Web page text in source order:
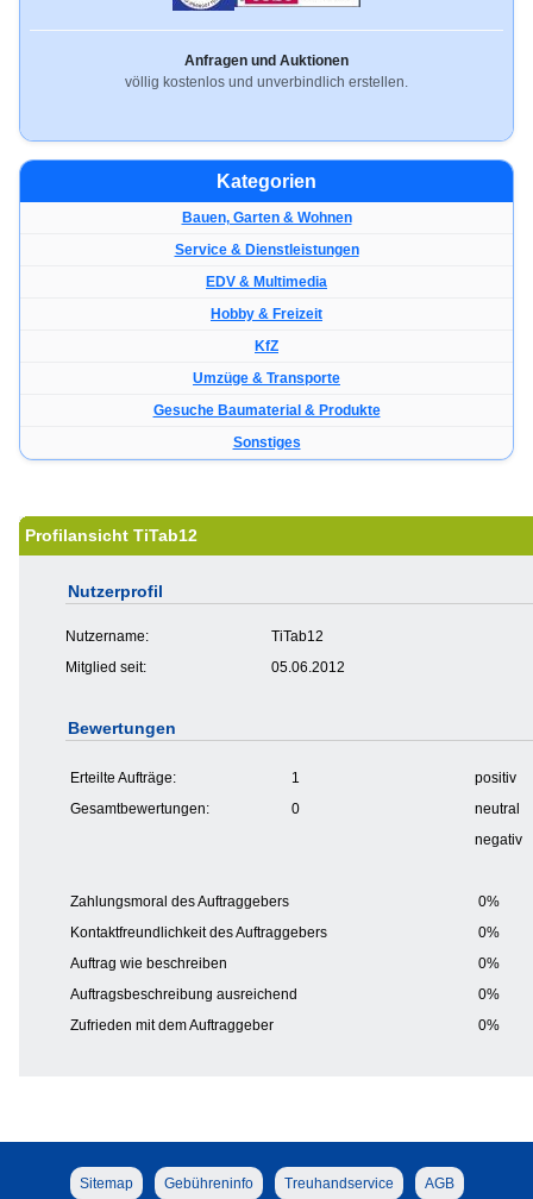
Anfragen und Auktionen
völlig kostenlos und unverbindlich erstellen.
Kategorien
Bauen, Garten & Wohnen
Service & Dienstleistungen
EDV & Multimedia
Hobby & Freizeit
KfZ
Umzüge & Transporte
Gesuche Baumaterial & Produkte
Sonstiges
Profilansicht TiTab12
Nutzerprofil
Nutzername:
TiTab12
Mitglied seit:
05.06.2012
Bewertungen
Erteilte Aufträge: 1
positiv
Gesamtbewertungen:
0
neutral
negativ
Zahlungsmoral des Auftraggebers
0%
Kontaktfreundlichkeit des Auftraggebers
0%
Auftrag wie beschreiben
0%
Auftragsbeschreibung ausreichend
0%
Zufrieden mit dem Auftraggeber
0%
Sitemap Gebühreninfo Treuhandservice AGB